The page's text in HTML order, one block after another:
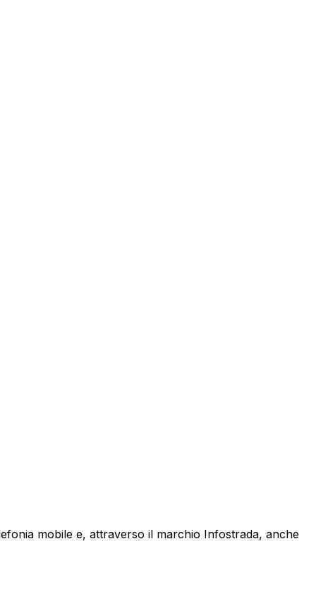
mobile e, attraverso il marchio Infostrada, anche